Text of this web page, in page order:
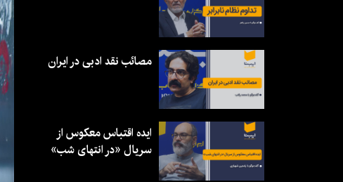
مصائب نقد ادبی در ایران
ایده اقتباس معکوس از
سریال «در انتهای شب»